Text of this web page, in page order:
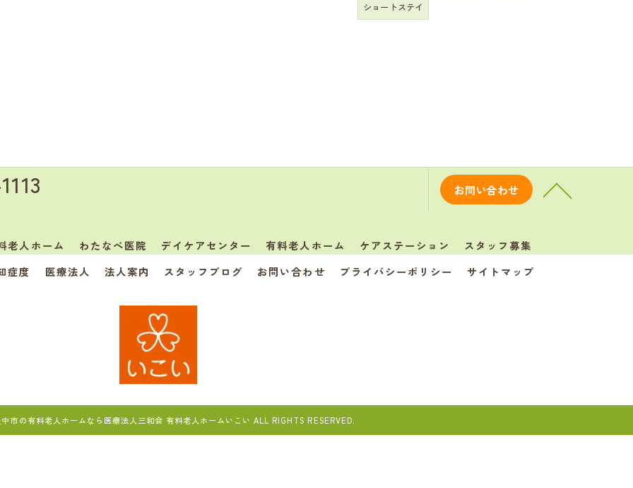
ショートステイ
お問い合わせ
老人ホーム わたなべ医院 デイケアセンター 有料老人ホーム ケアステーション
スタッフ募集
症度
医療法人 法人案内 スタッフブログ お問い合わせ プライバシーポリシー サイトマップ
市の有料老人ホームなら医療法人三和会 有料老人ホームいこい ALL RIGHTS RESERVED.